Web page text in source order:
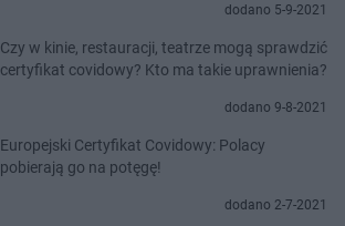
dodano 5-9-2021
Czy w kinie, restauracji, teatrze mogą sprawdzić
certyfikat covidowy? Kto ma takie uprawnienia?
dodano 9-8-2021
Europejski Certyfikat Covidowy: Polacy
pobierają go na potęgę!
dodano 2-7-2021